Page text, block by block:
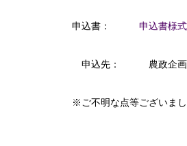
申込書： 申込書様式
申込先： 農政企画課
※ご不明な点等ございま